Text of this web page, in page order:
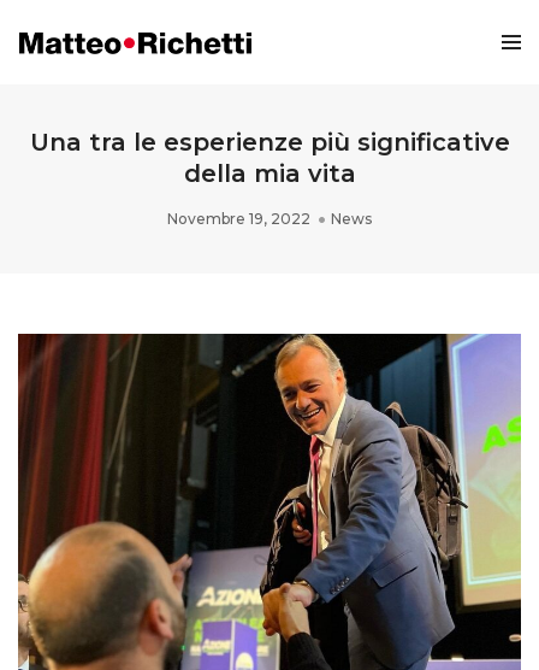
Una tra le esperienze più significative
della mia vita
Novembre 19, 2022 News